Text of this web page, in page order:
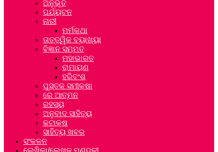
ଅନୁଭୂତି
ପର୍ଯ୍ୟଟନ
ନାରୀ
ମର୍ମକଥା
ତାତ୍ତ୍ୱିକ ବ୍ୟାଖ୍ୟା
ବିଜ୍ଞାନ ସମ୍ମତ
ମହାଭାରତ
ରାମାୟଣ
ହରିବଂଶ
ପୁସ୍ତକ ସମୀକ୍ଷା
ରେ ଆତ୍ମନ
ରହସ୍ୟ
ଅନୁବାଦ ସାହିତ୍ୟ
କଟାକ୍ଷ
ସାହିତ୍ୟ ଖବର
ସଂକଳନ
ଲେଖିକା/ଲେଖକ ମଣ୍ଡଳୀ